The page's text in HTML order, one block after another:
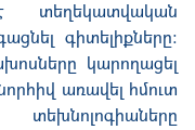
գիտելիքները:
կարողացել
առավել հմուտ